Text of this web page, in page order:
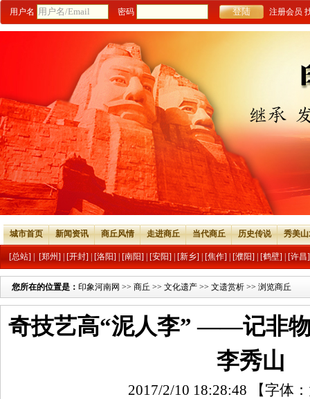
用户名 密码 注册会员
城市首页 新闻资讯 商丘风情 走进商丘 当代商丘 历史传说 秀美
[总站] [郑州] [开封] [洛阳] [南阳] [安阳] [新乡] [焦作] [濮阳] [鹤壁] [许昌]
您所在的位置是： 印象河南网 >> 商丘 >> 文化遗产 >> 文遗赏析 >> 浏览商丘
奇技艺高“泥人李” ——记非
李秀山
2017/2/10 18:28:48 【字体：